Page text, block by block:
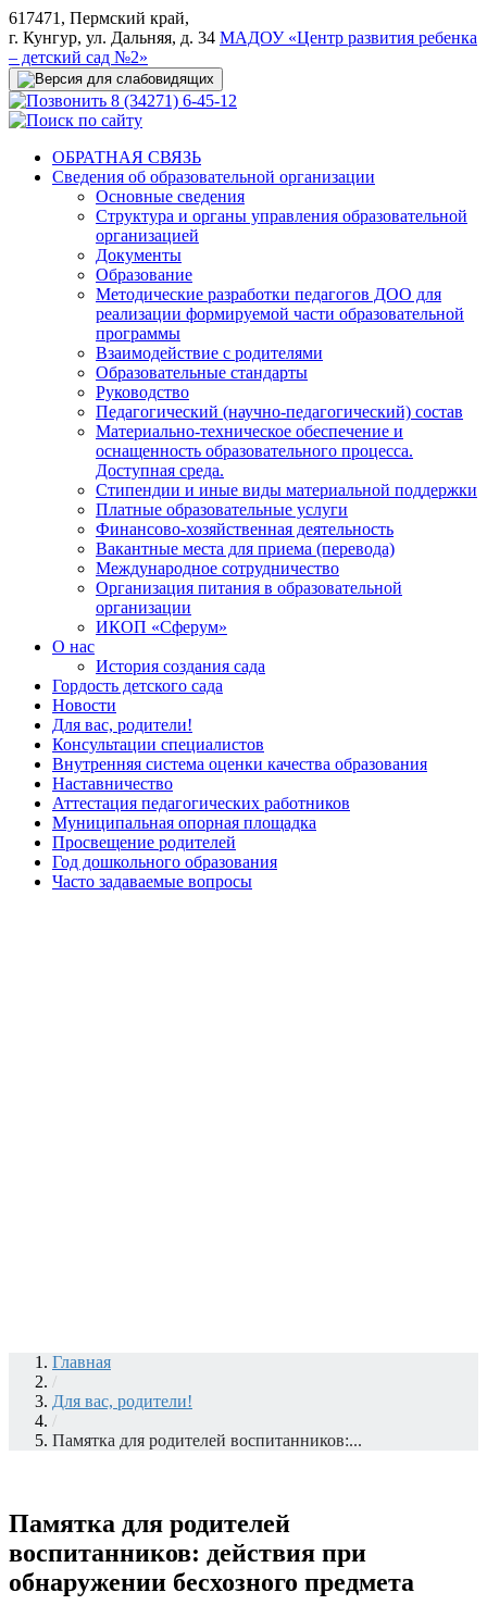
617471, Пермский край,
г. Кунгур, ул. Дальняя, д. 34 МАДОУ «Центр развития ребенка
– детский сад №2»
8 (34271) 6-45-12
ОБРАТНАЯ СВЯЗЬ
Сведения об образовательной организации
Основные сведения
Структура и органы управления образовательной
организацией
Документы
Образование
Методические разработки педагогов ДОО для
реализации формируемой части образовательной
программы
Взаимодействие с родителями
Образовательные стандарты
Руководство
Педагогический (научно-педагогический) состав
Материально-техническое обеспечение и
оснащенность образовательного процесса.
Доступная среда.
Стипендии и иные виды материальной поддержки
Платные образовательные услуги
Финансово-хозяйственная деятельность
Вакантные места для приема (перевода)
Международное сотрудничество
Организация питания в образовательной
организации
ИКОП «Сферум»
О нас
История создания сада
Гордость детского сада
Новости
Для вас, родители!
Консультации специалистов
Внутренняя система оценки качества образования
Наставничество
Аттестация педагогических работников
Муниципальная опорная площадка
Просвещение родителей
Год дошкольного образования
Часто задаваемые вопросы
Главная
/
Для вас, родители!
/
Памятка для родителей воспитанников:...
Памятка для родителей
воспитанников: действия при
обнаружении бесхозного предмета